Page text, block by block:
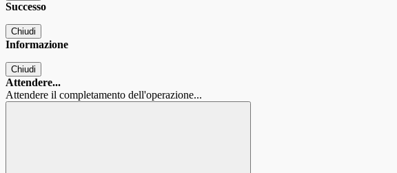
Successo
Chiudi
Informazione
Chiudi
Attendere...
Attendere il completamento dell'operazione...